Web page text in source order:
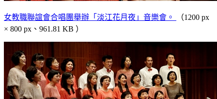
女教職聯誼會合唱團舉辦「淡江花月夜」音樂會。
（1200 px
× 800 px、961.81 KB ）